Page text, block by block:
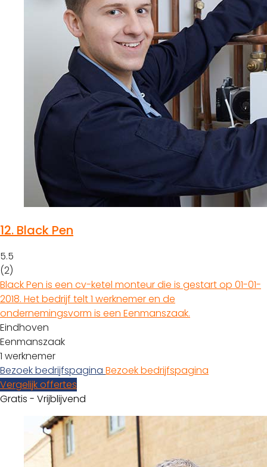
12. Black Pen
5.5
(2)
Black Pen is een cv-ketel monteur die is gestart op 01-01-
2018. Het bedrijf telt 1 werknemer en de
ondernemingsvorm is een Eenmanszaak.
Eindhoven
Eenmanszaak
1 werknemer
Bezoek bedrijfspagina Bezoek bedrijfspagina
Vergelijk offertes
Gratis - Vrijblijvend